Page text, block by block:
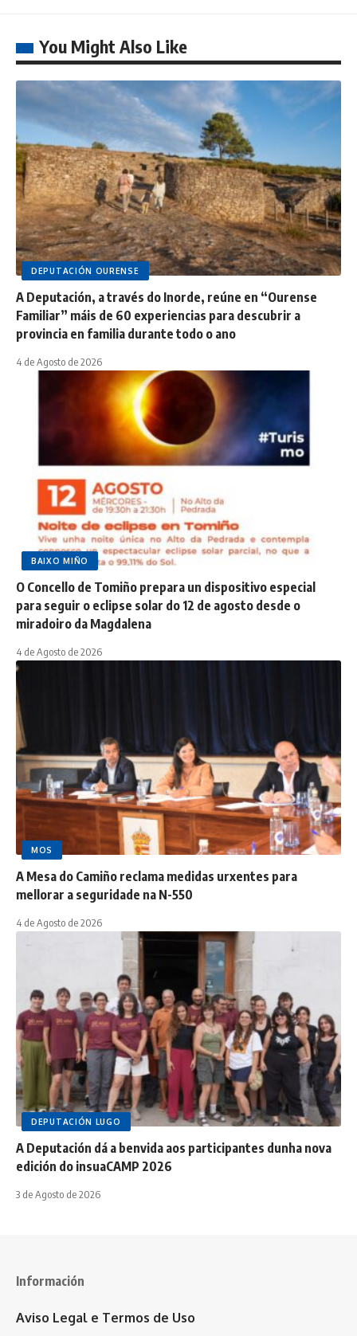
You Might Also Like
DEPUTACIÓN OURENSE
A Deputación, a través do Inorde, reúne en “Ourense
Familiar” máis de 60 experiencias para descubrir a
provincia en familia durante todo o ano
4 de Agosto de 2026
BAIXO MIÑO
O Concello de Tomiño prepara un dispositivo especial
para seguir o eclipse solar do 12 de agosto desde o
miradoiro da Magdalena
4 de Agosto de 2026
MOS
A Mesa do Camiño reclama medidas urxentes para
mellorar a seguridade na N-550
4 de Agosto de 2026
DEPUTACIÓN LUGO
A Deputación dá a benvida aos participantes dunha nova
edición do insuaCAMP 2026
3 de Agosto de 2026
Información
Aviso Legal e Termos de Uso